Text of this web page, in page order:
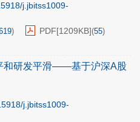
j.jbitss1009-
) PDF[1209KB](55)
和研发平滑——基于沪深A股
j.jbitss1009-